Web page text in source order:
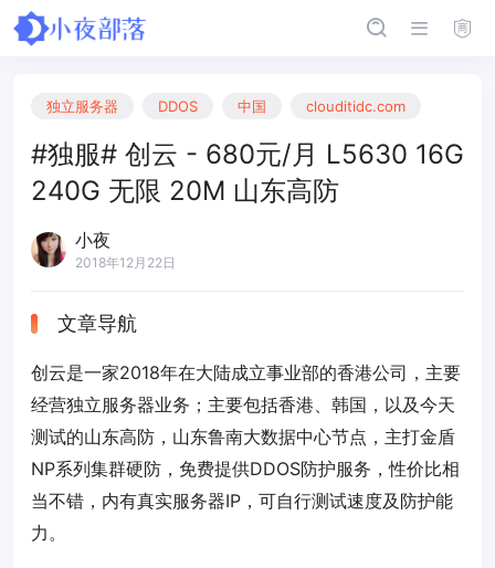
独立服务器 DDOS 中国 clouditidc.com
#独服# 创云 - 680元/月 L5630 16G
240G 无限 20M 山东高防
小夜
2018年12月22日
文章导航
创云是一家2018年在大陆成立事业部的香港公司，主要
经营独立服务器业务；主要包括香港、韩国，以及今天
测试的山东高防，山东鲁南大数据中心节点，主打金盾
NP系列集群硬防，免费提供DDOS防护服务，性价比相
当不错，内有真实服务器IP，可自行测试速度及防护能
力。